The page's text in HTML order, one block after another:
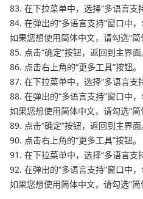
83. 在下拉菜单中，选择“多语言支持
84. 在弹出的“多语言支持”窗口中
如果您想使用简体中文，请勾选“简
85. 点击“确定”按钮，返回到主界面
86. 点击右上角的“更多工具”按钮。
87. 在下拉菜单中，选择“多语言支持
88. 在弹出的“多语言支持”窗口中
如果您想使用简体中文，请勾选“简
89. 点击“确定”按钮，返回到主界面
90. 点击右上角的“更多工具”按钮。
91. 在下拉菜单中，选择“多语言支持
92. 在弹出的“多语言支持”窗口中
如果您想使用简体中文，请勾选“简